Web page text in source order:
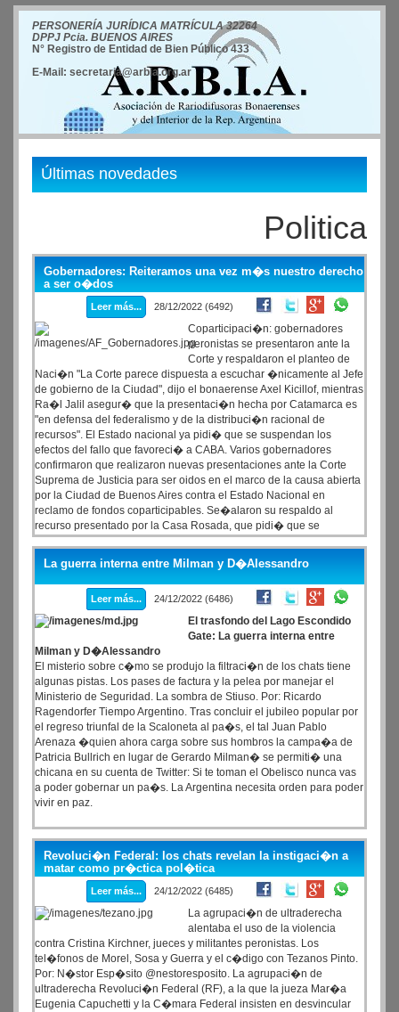
PERSONERÍA JURÍDICA MATRÍCULA 32264
DPPJ Pcia. BUENOS AIRES
N° Registro de Entidad de Bien Público 433
E-Mail: secretaria@arbia.org.ar
Últimas novedades
Politica
Gobernadores: Reiteramos una vez m�s nuestro derecho
a ser o�dos
Leer más... 28/12/2022 (6492)
Coparticipaci�n: gobernadores
peronistas se presentaron ante la
Corte y respaldaron el planteo de
Naci�n "La Corte parece dispuesta a escuchar �nicamente al Jefe
de gobierno de la Ciudad", dijo el bonaerense Axel Kicillof, mientras
Ra�l Jalil asegur� que la presentaci�n hecha por Catamarca es
"en defensa del federalismo y de la distribuci�n racional de
recursos". El Estado nacional ya pidi� que se suspendan los
efectos del fallo que favoreci� a CABA. Varios gobernadores
confirmaron que realizaron nuevas presentaciones ante la Corte
Suprema de Justicia para ser oidos en el marco de la causa abierta
por la Ciudad de Buenos Aires contra el Estado Nacional en
reclamo de fondos coparticipables. Se�alaron su respaldo al
recurso presentado por la Casa Rosada, que pidi� que se
suspendan los efectos del fallo que orden� que se debe aumentar
el porcentaje que le paga por coparticipaci�n de 2,32 a 2,95.
La guerra interna entre Milman y D�Alessandro
Leer más... 24/12/2022 (6486)
El trasfondo del Lago Escondido
Gate: La guerra interna entre
Milman y D�Alessandro
El misterio sobre c�mo se produjo la filtraci�n de los chats tiene
algunas pistas. Los pases de factura y la pelea por manejar el
Ministerio de Seguridad. La sombra de Stiuso. Por: Ricardo
Ragendorfer Tiempo Argentino. Tras concluir el jubileo popular por
el regreso triunfal de la Scaloneta al pa�s, el tal Juan Pablo
Arenaza �quien ahora carga sobre sus hombros la campa�a de
Patricia Bullrich en lugar de Gerardo Milman� se permiti� una
chicana en su cuenta de Twitter: Si te toman el Obelisco nunca vas
a poder gobernar un pa�s. La Argentina necesita orden para poder
vivir en paz.
Revoluci�n Federal: los chats revelan la instigaci�n a
matar como pr�ctica pol�tica
Leer más... 24/12/2022 (6485)
La agrupaci�n de ultraderecha
alentaba el uso de la violencia
contra Cristina Kirchner, jueces y militantes peronistas. Los
tel�fonos de Morel, Sosa y Guerra y el c�digo con Tezanos Pinto.
Por: N�stor Esp�sito @nestoresposito. La agrupaci�n de
ultraderecha Revoluci�n Federal (RF), a la que la jueza Mar�a
Eugenia Capuchetti y la C�mara Federal insisten en desvincular